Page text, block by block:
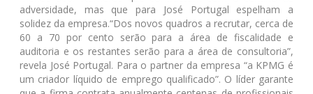
adversidade, mas que para José Portugal espelham a
solidez da empresa.“Dos novos quadros a recrutar, cerca de
60 a 70 por cento serão para a área de fiscalidade e
auditoria e os restantes serão para a área de consultoria”,
revela José Portugal. Para o partner da empresa “a KPMG é
um criador líquido de emprego qualificado”. O líder garante